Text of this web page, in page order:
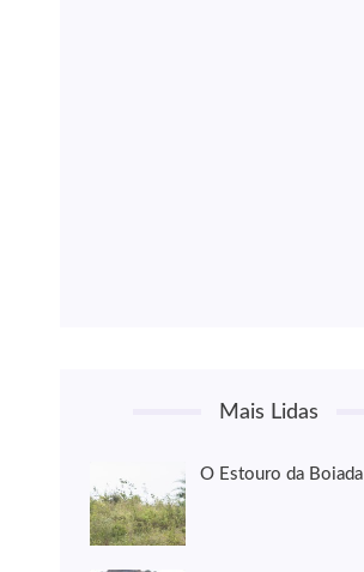
Mais Lidas
O Estouro da Boiada